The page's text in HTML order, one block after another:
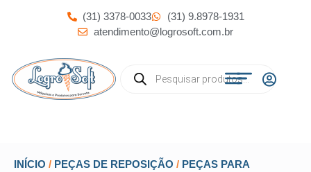
(31) 3378-0033
(31) 9.8978-1931
atendimento@logrosoft.com.br
INÍCIO / PEÇAS DE REPOSIÇÃO / PEÇAS PARA